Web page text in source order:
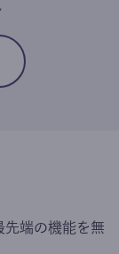
先端の機能を無